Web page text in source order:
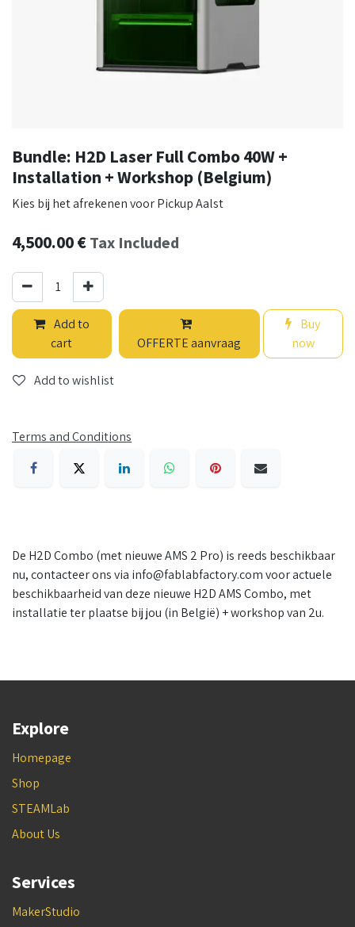
Bundle: H2D Laser Full Combo 40W +
Installation + Workshop (Belgium)
Kies bij het afrekenen voor Pickup Aalst
4,500.00€ Tax Included
Add to
cart
OFFERTE aanvraag
Buy
now
Add to wishlist
Terms and Conditions
De H2D Combo (met nieuwe AMS 2 Pro) is reeds beschikbaar
nu, contacteer ons via info@fablabfactory.com voor actuele
beschikbaarheid van deze nieuwe H2D AMS Combo, met
installatie ter plaatse bij jou (in België) + workshop van 2u.
Explore
Homepage
Shop
STEAMLab
About Us
Services
MakerStudio